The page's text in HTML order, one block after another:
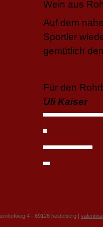
Wein aus
Auf dem
Sportler
gemütlich
Für den
Uli Kaiser
4 · 69126 heidelberg |